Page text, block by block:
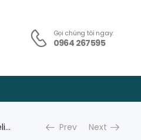
Gọi chúng tôi ngay:
0964 267595
Vỏ Màng RO Codeline 80K60 Pentair USA – Phân Phối Chính Hãng Prev Next